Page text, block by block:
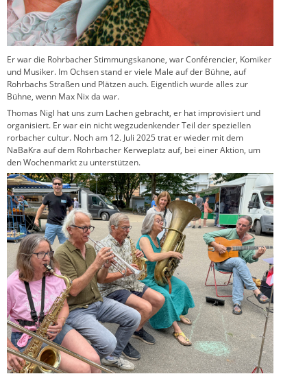
Er war die Rohrbacher Stimmungskanone, war Conférencier, Komiker
und Musiker. Im Ochsen stand er viele Male auf der Bühne, auf
Rohrbachs Straßen und Plätzen auch. Eigentlich wurde alles zur
Bühne, wenn Max Nix da war.
Thomas Nigl hat uns zum Lachen gebracht, er hat improvisiert und
organisiert. Er war ein nicht wegzudenkender Teil der speziellen
rorbacher cultur. Noch am 12. Juli 2025 trat er wieder mit dem
NaBaKra auf dem Rohrbacher Kerweplatz auf, bei einer Aktion, um
den Wochenmarkt zu unterstützen.